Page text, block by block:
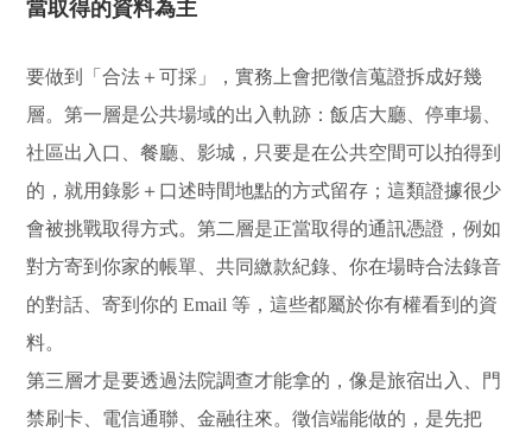
當取得的資料為主
要做到「合法＋可採」，實務上會把徵信蒐證拆成好幾
層。第一層是公共場域的出入軌跡 ：飯店大廳、停車場、
社區出入口、餐廳、影城，只要是在公共空間可以拍得到
的，就用錄影＋口述時間地點的方式留存；這類證據很少
會被挑戰取得方式。第二層是正當取得的通訊憑證 ，例如
對方寄到你家的帳單、共同繳款紀錄、你在場時合法錄音
的對話、寄到你的 Email 等，這些都屬於你有權看到的資
料。
第三層才是要透過法院調查才能拿的 ，像是旅宿出入、門
禁刷卡、電信通聯、金融往來。徵信端能做的，是先把